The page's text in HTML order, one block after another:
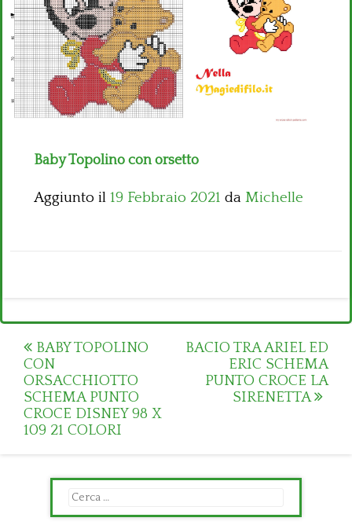
Thun
Baby Topolino con orsetto
Aggiunto il 19 Febbraio 2021 da Michelle
Post
navigation
BABY TOPOLINO
CON
ORSACCHIOTTO
SCHEMA PUNTO
CROCE DISNEY 98 X
109 21 COLORI
BACIO TRA ARIEL ED
ERIC SCHEMA
PUNTO CROCE LA
SIRENETTA
Ricerca
per: